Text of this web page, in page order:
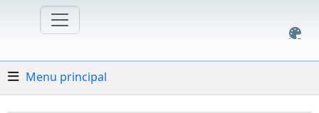
Menu principal